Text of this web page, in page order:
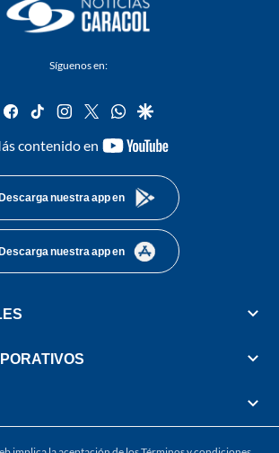
Síguenos en:
facebook
tiktok instagram
twitterwhatsapp
google
contenido en
youtube-
nuestra app en
nuestra app en